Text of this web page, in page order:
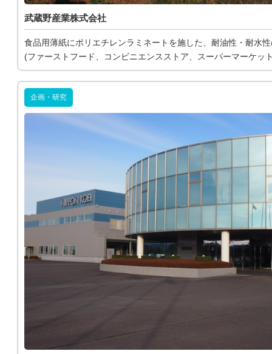
武蔵野産業株式会社
食品用薄紙にポリエチレンラミネートを施した、耐油性・耐水
(ファーストフード、コンビニエンスストア、スーパーマーケッ
企画・研究